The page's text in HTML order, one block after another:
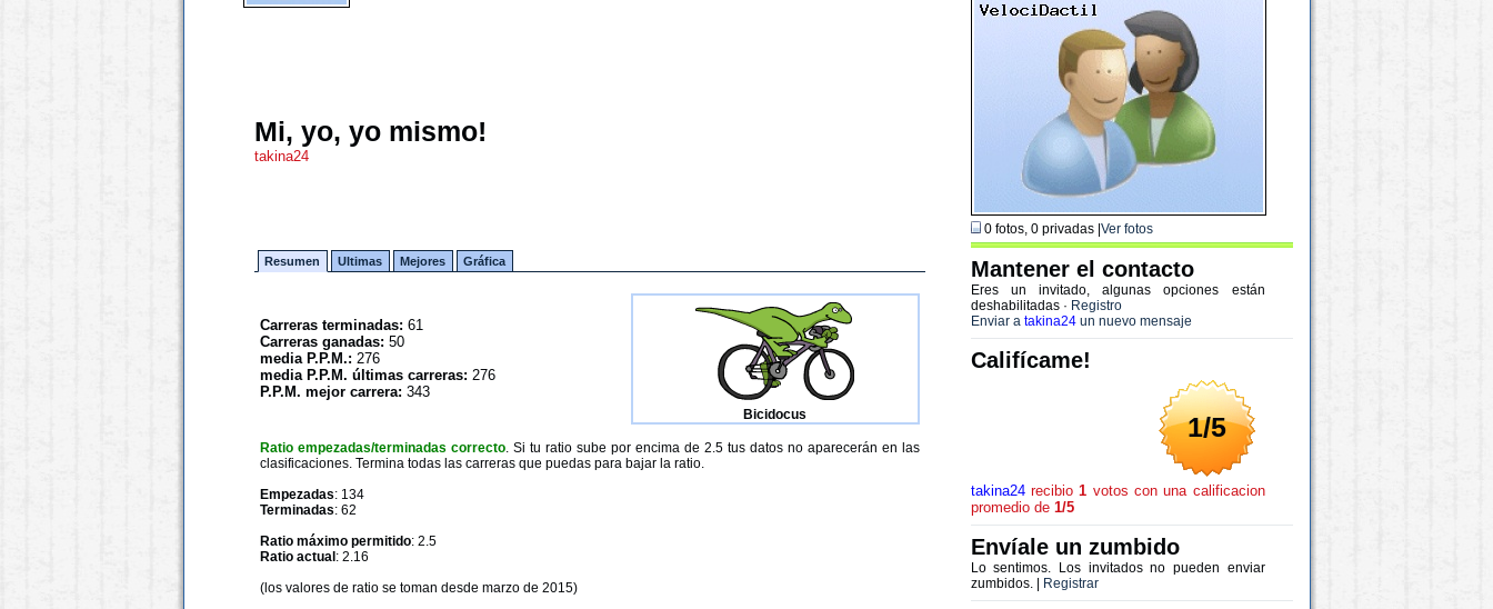
Mi, yo, yo mismo!
takina24
Resumen Ultimas Mejores Gráfica
Carreras terminadas: 61
Carreras ganadas: 50
media P.P.M.: 276
media P.P.M. últimas carreras: 276
P.P.M. mejor carrera: 343
Bicidocus
Ratio empezadas/terminadas correcto. Si tu ratio sube por encima de 2.5 tus datos no aparecerán en las
clasificaciones. Termina todas las carreras que puedas para bajar la ratio.
Empezadas: 134
Terminadas: 62
Ratio máximo permitido: 2.5
Ratio actual : 2.16
(los valores de ratio se toman desde marzo de 2015)
0 fotos, 0 privadas | Ver fotos
Mantener el contacto
Eres un invitado, algunas opciones están
deshabilitadas · Registro
Enviar a takina24un nuevo mensaje
Califícame!
1/5
takina24recibio1 votos con una calificacion
promedio de 1/5
Envíale un zumbido
Lo sentimos. Los invitados no pueden enviar
zumbidos. |
Registrar